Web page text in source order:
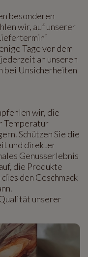
besonderen
wir, auf unserer
Tage vor dem
an unseren
bei Unsicherheiten
wir, die
Temperatur
Schützen Sie die
und direkter
Genusserlebnis
die Produkte
den Geschmack
unserer